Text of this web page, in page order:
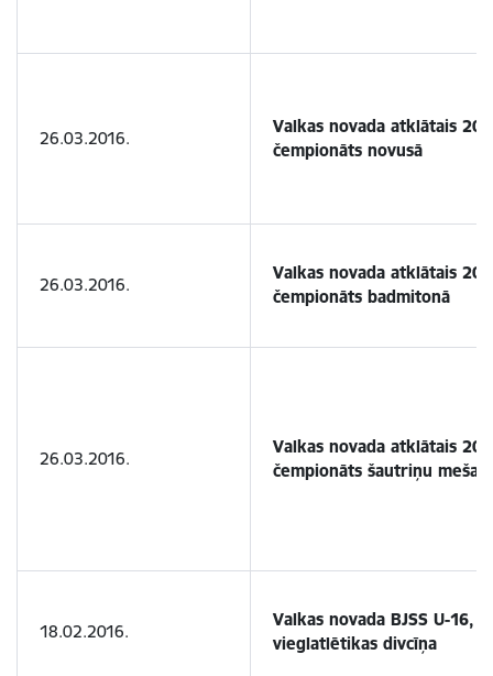
26.03.2016.
Valkas novada atklātais
čempionāts novusā
26.03.2016.
Valkas novada atklātais
čempionāts badmitonā
26.03.2016.
Valkas novada atklātais
čempionāts šautriņu
18.02.2016.
Valkas novada BJSS U-16,
vieglatlētikas divcīņa